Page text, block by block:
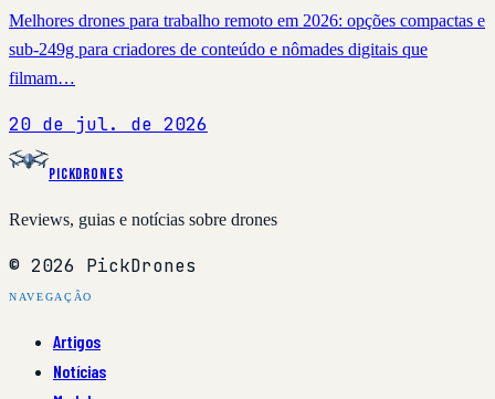
Melhores drones para trabalho remoto em 2026: opções compactas e
sub-249g para criadores de conteúdo e nômades digitais que
filmam…
20 de jul. de 2026
PickDrones
Reviews, guias e notícias sobre drones
© 2026 PickDrones
NAVEGAÇÃO
Artigos
Notícias